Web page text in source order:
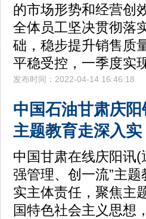
的市场形势和经营创
全体员工坚决贯彻落
础，稳步提升销售质
平稳受控，一季度实
发布时间：2022-04-14 16:46:18
中国石油甘肃庆
主题教育走深入实
中国甘肃在线庆阳讯
强管理、创一流”主
实主体责任，聚焦主
国特色社会主义思想